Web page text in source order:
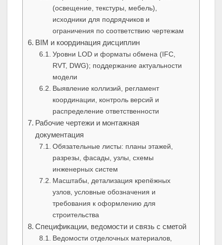
(освещение, текстуры, мебель),
исходники для подрядчиков и
ограничения по соответствию чертежам
BIM и координация дисциплин
Уровни LOD и форматы обмена (IFC,
RVT, DWG); поддержание актуальности
модели
Выявление коллизий, регламент
координации, контроль версий и
распределение ответственности
Рабочие чертежи и монтажная
документация
Обязательные листы: планы этажей,
разрезы, фасады, узлы, схемы
инженерных систем
Масштабы, детализация крепёжных
узлов, условные обозначения и
требования к оформлению для
строительства
Спецификации, ведомости и связь с сметой
Ведомости отделочных материалов,